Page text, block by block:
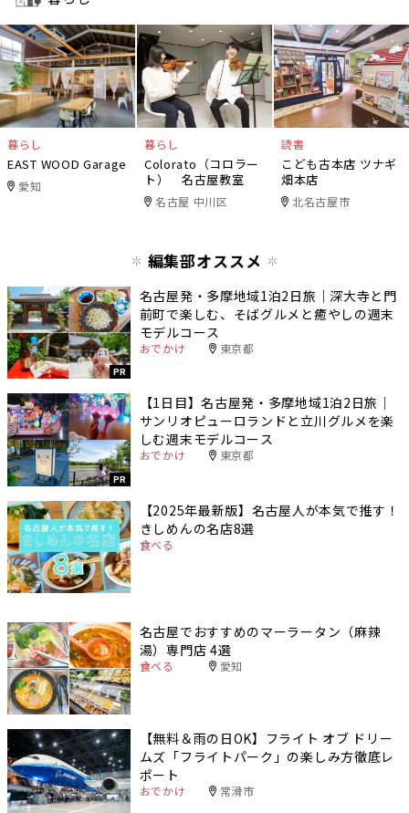
暮らし
EAST WOOD Garage
愛知
暮らし
Colorato（コロラー
ト） 名古屋教室
名古屋 中川区
読書
こども古本店 ツナギ
畑本店
北名古屋市
編集部オススメ
PR
名古屋発・多摩地域1泊2日旅｜深大寺と門
前町で楽しむ、そばグルメと癒やしの週末
モデルコース
おでかけ 東京都
PR
【1日目】名古屋発・多摩地域1泊2日旅｜
サンリオピューロランドと立川グルメを楽
しむ週末モデルコース
おでかけ 東京都
【2025年最新版】名古屋人が本気で推す！
きしめんの名店8選
食べる
名古屋でおすすめのマーラータン（麻辣
湯）専門店 4選
食べる 愛知
【無料＆雨の日OK】フライト オブ ドリー
ムズ「フライトパーク」の楽しみ方徹底レ
ポート
おでかけ 常滑市